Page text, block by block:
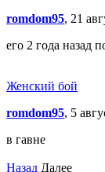
romdom95, 21
его 2 года назад
Женский бой
romdom95, 5
в гавне
Назад Далее